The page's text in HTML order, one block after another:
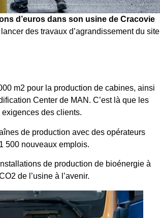
d’euros dans son usine de Cracovie
des travaux d’agrandissement du site
m2 pour la production de cabines, ainsi
Center de MAN. C’est là que les
des clients.
de production avec des opérateurs
500 nouveaux emplois.
de production de bioénergie à
de l’usine à l’avenir.